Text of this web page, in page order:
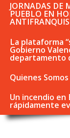
JORNADAS DE
PUEBLO EN
La plataforma
Gobierno
departamento
Quienes Somos
Un incendio en
rápidamente